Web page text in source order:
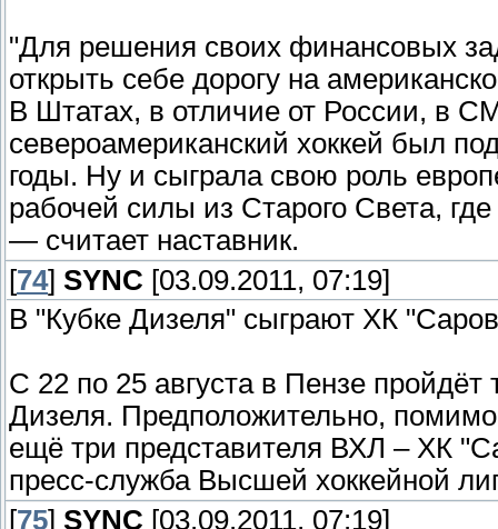
"Для решения своих финансовых
открыть себе дорогу на
В Штатах, в отличие от России, в
североамериканский хоккей был
годы. Ну и сыграла свою роль
рабочей силы из Старого Света,
— считает наставник.
[74] SYNC [03.09.2011, 07:19]
В "Кубке Дизеля" сыграют ХК
С 22 по 25 августа в Пензе
Дизеля. Предположительно,
ещё три представителя ВХЛ – ХК
пресс-служба Высшей хоккейной
[75] SYNC [03.09.2011, 07:19]